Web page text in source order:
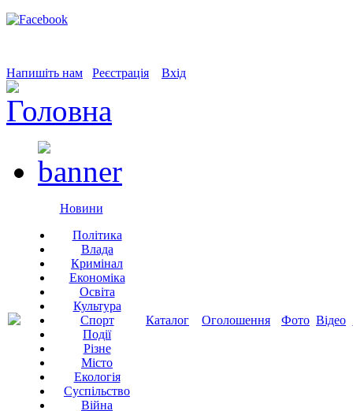
Напишіть нам Реєстрація Вхід
Новини
Політика
Влада
Кримінал
Економіка
Освіта
Культура
Спорт
Події
Різне
Місто
Екологія
Суспільство
Війна
Каталог Оголошення Фото Відео